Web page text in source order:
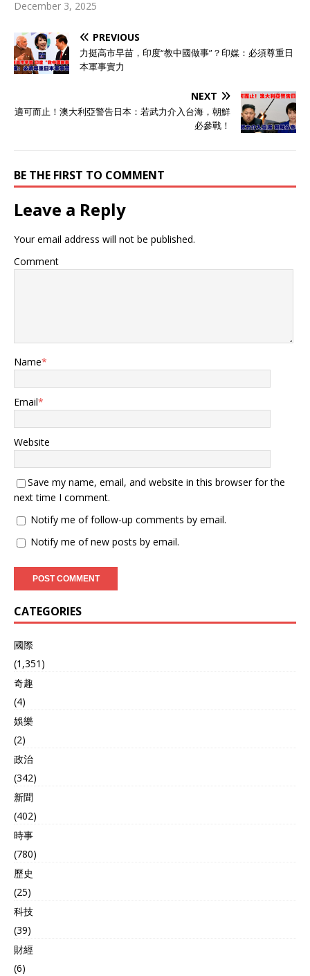
December 3, 2025
PREVIOUS
力挺高市早苗，印度“教中國做事”？印媒：必須尊重日
本軍事實力
NEXT
適可而止！澳大利亞警告日本：若武力介入台海，朝鮮
必參戰！
BE THE FIRST TO COMMENT
Leave a Reply
Your email address will not be published.
Comment
Name*
Email*
Website
Save my name, email, and website in this browser for the
next time I comment.
Notify me of follow-up comments by email.
Notify me of new posts by email.
CATEGORIES
國際
(1,351)
奇趣
(4)
娛樂
(2)
政治
(342)
新聞
(402)
時事
(780)
歷史
(25)
科技
(39)
財經
(6)